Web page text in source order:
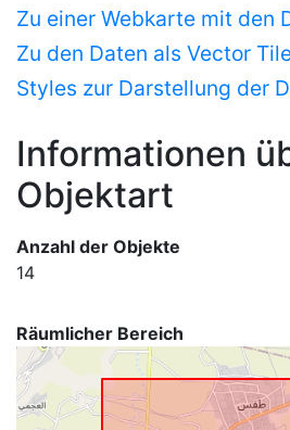
Zu einer Webkarte mit den
Zu den Daten als Vector
Styles zur Darstellung der
Informationen
Objektart
Anzahl der Objekte
14
Räumlicher Bereich